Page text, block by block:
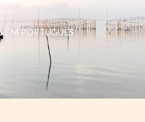
EM PORTUGUÊS